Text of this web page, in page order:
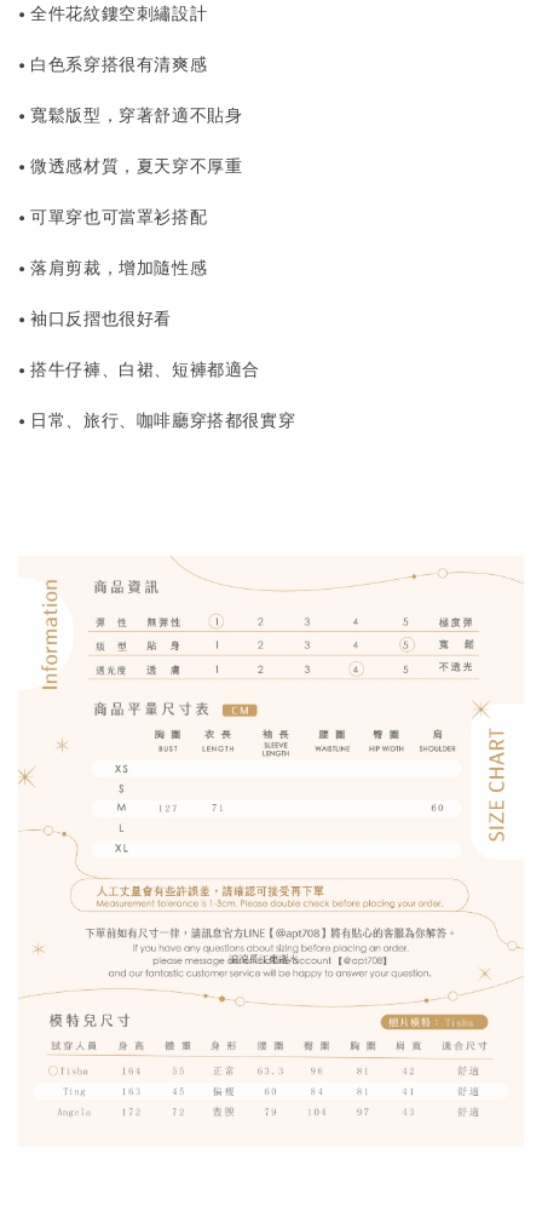
• 全件花紋鏤空刺繡設計
• 白色系穿搭很有清爽感
• 寬鬆版型，穿著舒適不貼身
• 微透感材質，夏天穿不厚重
• 可單穿也可當罩衫搭配
• 落肩剪裁，增加隨性感
• 袖口反摺也很好看
• 搭牛仔褲、白裙、短褲都適合
• 日常、旅行、咖啡廳穿搭都很實穿